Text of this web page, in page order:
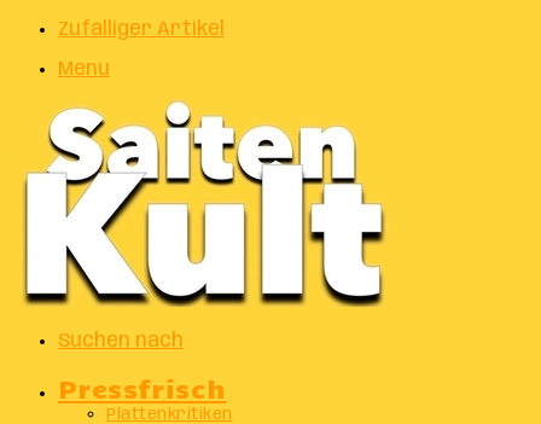
Zufälliger Artikel
Menu
Suchen nach
Pressfrisch
Plattenkritiken